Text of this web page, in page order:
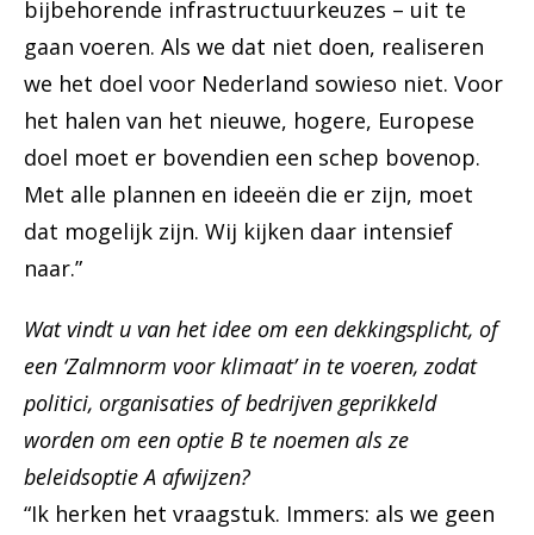
bijbehorende infrastructuurkeuzes – uit te
gaan voeren. Als we dat niet doen, realiseren
we het doel voor Nederland sowieso niet. Voor
het halen van het nieuwe, hogere, Europese
doel moet er bovendien een schep bovenop.
Met alle plannen en ideeën die er zijn, moet
dat mogelijk zijn. Wij kijken daar intensief
naar.”
Wat vindt u van het idee om een dekkingsplicht, of
een ‘Zalmnorm voor klimaat’ in te voeren, zodat
politici, organisaties of bedrijven geprikkeld
worden om een optie B te noemen als ze
beleidsoptie A afwijzen?
“Ik herken het vraagstuk. Immers: als we geen